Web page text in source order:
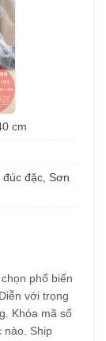
cm
đặc, Sơn
phổ biến
với trọng
Khóa mã số
nào. Ship